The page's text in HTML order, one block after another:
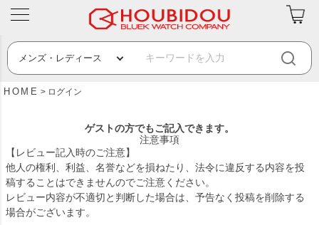
HOME ログイン
ゲストの方でもご記入できます。
注意事項
【レビュー記入時のご注意】
他人の権利、利益、名誉などを損ねたり、法令に違反する内容を投
稿することはできませんのでご注意ください。
レビュー内容が不適切と判断した場合は、予告なく投稿を削除する
場合がございます。